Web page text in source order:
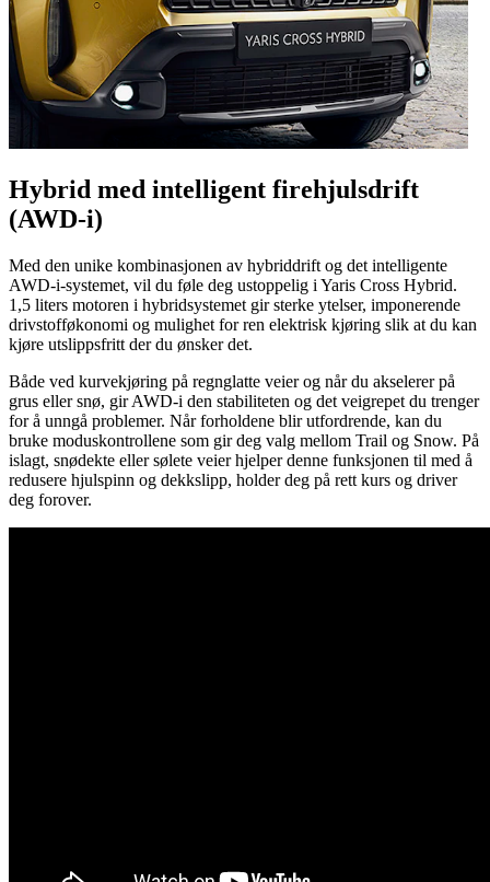
Hybrid med intelligent firehjulsdrift
(AWD-i)
Med den unike kombinasjonen av hybriddrift og det intelligente
AWD-i-systemet, vil du føle deg ustoppelig i Yaris Cross Hybrid.
1,5 liters motoren i hybridsystemet gir sterke ytelser, imponerende
drivstofføkonomi og mulighet for ren elektrisk kjøring slik at du kan
kjøre utslippsfritt der du ønsker det.
Både ved kurvekjøring på regnglatte veier og når du akselerer på
grus eller snø, gir AWD-i den stabiliteten og det veigrepet du trenger
for å unngå problemer. Når forholdene blir utfordrende, kan du
bruke moduskontrollene som gir deg valg mellom Trail og Snow. På
islagt, snødekte eller sølete veier hjelper denne funksjonen til med å
redusere hjulspinn og dekkslipp, holder deg på rett kurs og driver
deg forover.